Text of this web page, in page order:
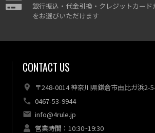
銀行振込・代金引換・クレジットカー
をお選びいただけます
CONTACT US
〒248-0014 神奈川県鎌倉市由比ガ浜2-
0467-53-9944
info@4rule.jp
営業時間：10:30~19:30